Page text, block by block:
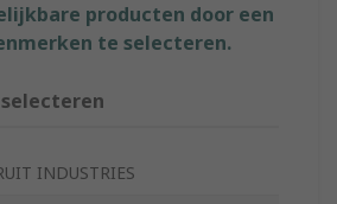
producten door een
te selecteren.
INDUSTRIES